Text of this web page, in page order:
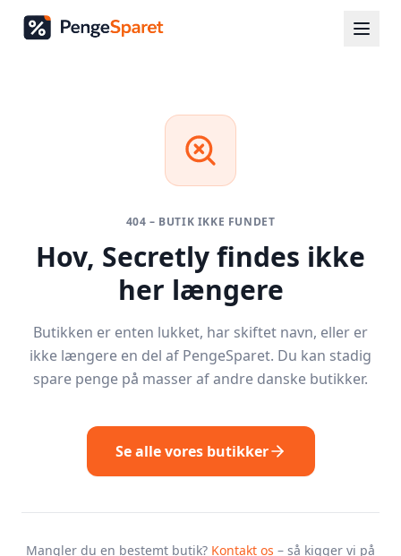
404 – BUTIK IKKE FUNDET
Hov, Secretlyfindes ikke
her længere
Butikken er enten lukket, har skiftet navn, eller er
ikke længere en del af PengeSparet. Du kan stadig
spare penge på masser af andre danske butikker.
Se alle vores butikker
Mangler du en bestemt butik? Kontakt os – så kigger vi på